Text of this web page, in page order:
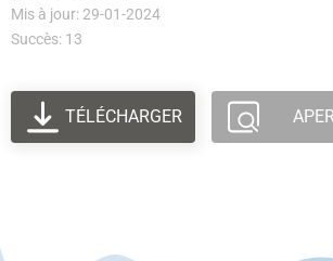
Mis à jour: 29-01-2024
Succès: 13
TÉLÉCHARGER